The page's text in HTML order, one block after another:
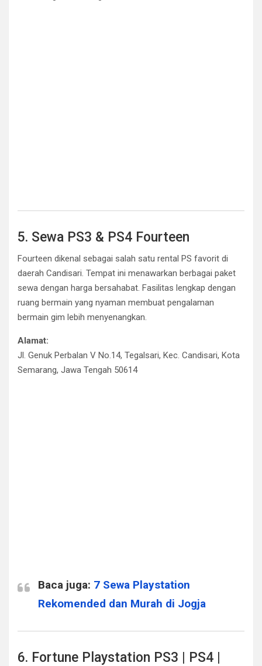
5. Sewa PS3 & PS4 Fourteen
Fourteen dikenal sebagai salah satu rental PS favorit di
daerah Candisari. Tempat ini menawarkan berbagai paket
sewa dengan harga bersahabat. Fasilitas lengkap dengan
ruang bermain yang nyaman membuat pengalaman
bermain gim lebih menyenangkan.
Alamat:
Jl. Genuk Perbalan V No.14, Tegalsari, Kec. Candisari, Kota
Semarang, Jawa Tengah 50614
Baca juga: 7 Sewa Playstation
Rekomended dan Murah di Jogja
6. Fortune Playstation PS3 | PS4 |